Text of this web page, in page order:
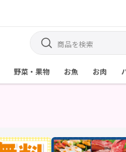
野菜・果物 お魚 お肉